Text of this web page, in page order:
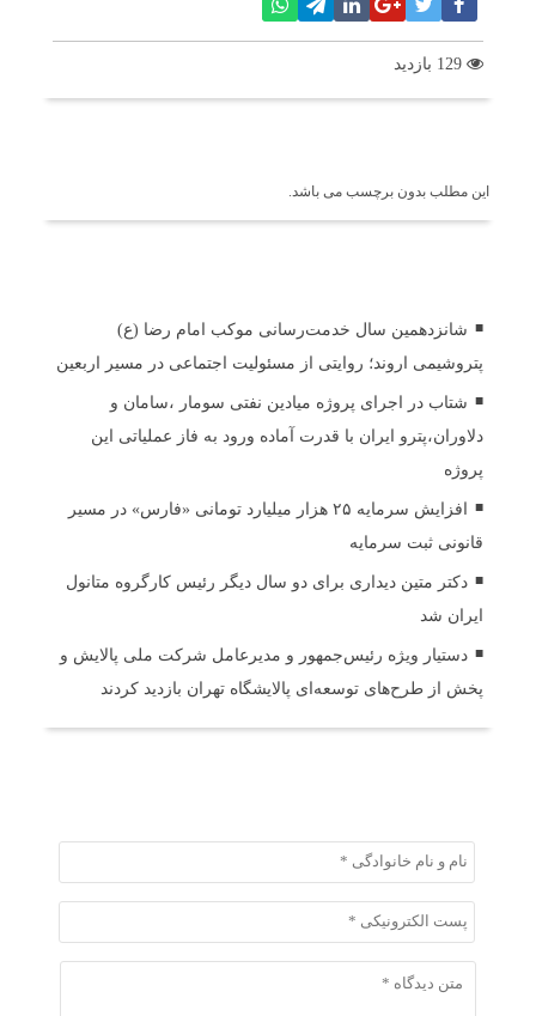
این مطلب بدون برچسب می باشد.
شانزدهمین سال خدمت‌رسانی موکب امام رضا (ع)
پتروشیمی اروند؛ روایتی از مسئولیت اجتماعی در مسیر اربعین
شتاب در اجرای پروژه میادین نفتی سومار ،سامان و
دلاوران،پترو ایران با قدرت آماده ورود به فاز عملیاتی این
پروژه
افزایش سرمایه ۲۵ هزار میلیارد تومانی «فارس» در مسیر
قانونی ثبت سرمایه
دکتر متین دیداری برای دو سال دیگر رئیس کارگروه متانول
ایران شد
دستیار ویژه رئیس‌جمهور و مدیرعامل شرکت ملی پالایش و
پخش از طرح‌های توسعه‌ای پالایشگاه تهران بازدید کردند